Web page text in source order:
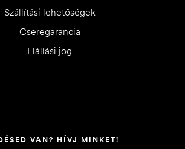
Szállítási lehetőségek
Cseregarancia
Elállási jog
VAN? HÍVJ MINKET!